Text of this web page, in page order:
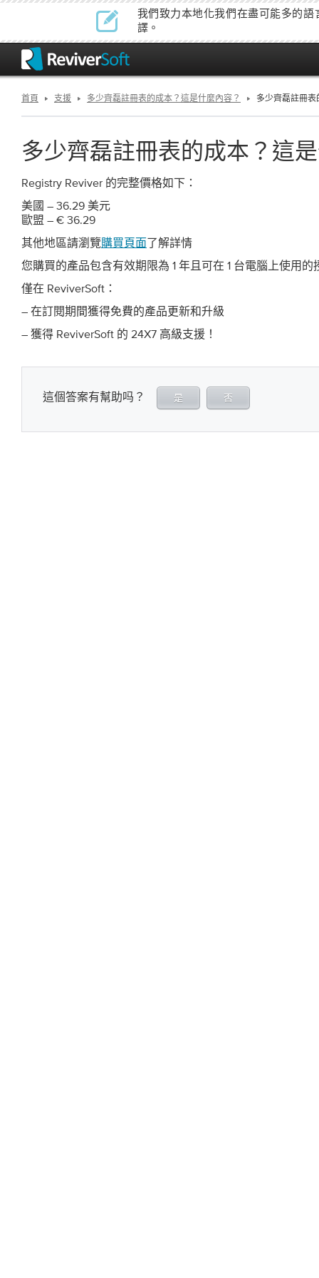
我們致力本地化我們在盡可能多的
譯。
首頁 支援 多少齊磊註冊表的成本？這是什麼內容？ 多少齊磊註冊
多少齊磊註冊表的成本？這
Registry Reviver 的完整價格如下：
美國 – 36.29 美元
歐盟 – € 36.29
其他地區請瀏覽購買頁面了解詳情
您購買的產品包含有效期限為 1 年且可在 1 台電腦上使用的
僅在 ReviverSoft：
– 在訂閱期間獲得免費的產品更新和升級
– 獲得 ReviverSoft 的 24X7 高級支援！
這個答案有幫助吗？ 是 否